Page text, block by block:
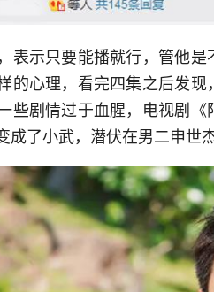
表示只要能播就行，管他
的心理，看完四集之后发
些剧情过于血腥，电视剧
成了小武，潜伏在男二申世